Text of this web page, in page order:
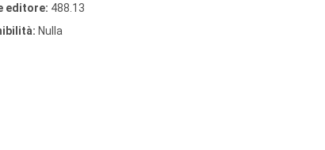
editore: 488.13
Nulla